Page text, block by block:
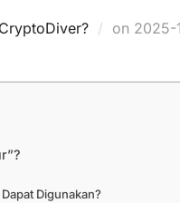
on Posted
2025-
Digunakan?